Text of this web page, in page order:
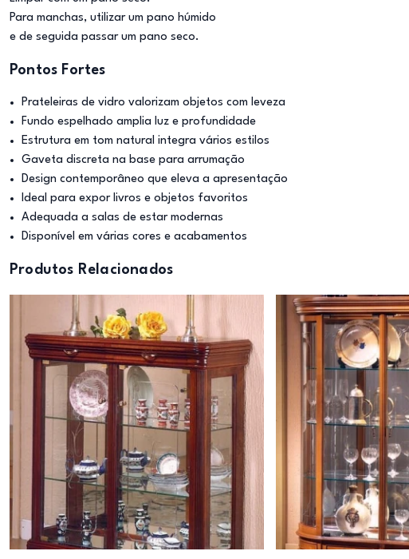
Para manchas, utilizar um pano húmido
e de seguida passar um pano seco.
Pontos Fortes
Prateleiras de vidro valorizam objetos com leveza
Fundo espelhado amplia luz e profundidade
Estrutura em tom natural integra vários estilos
Gaveta discreta na base para arrumação
Design contemporâneo que eleva a apresentação
Ideal para expor livros e objetos favoritos
Adequada a salas de estar modernas
Disponível em várias cores e acabamentos
Produtos Relacionados